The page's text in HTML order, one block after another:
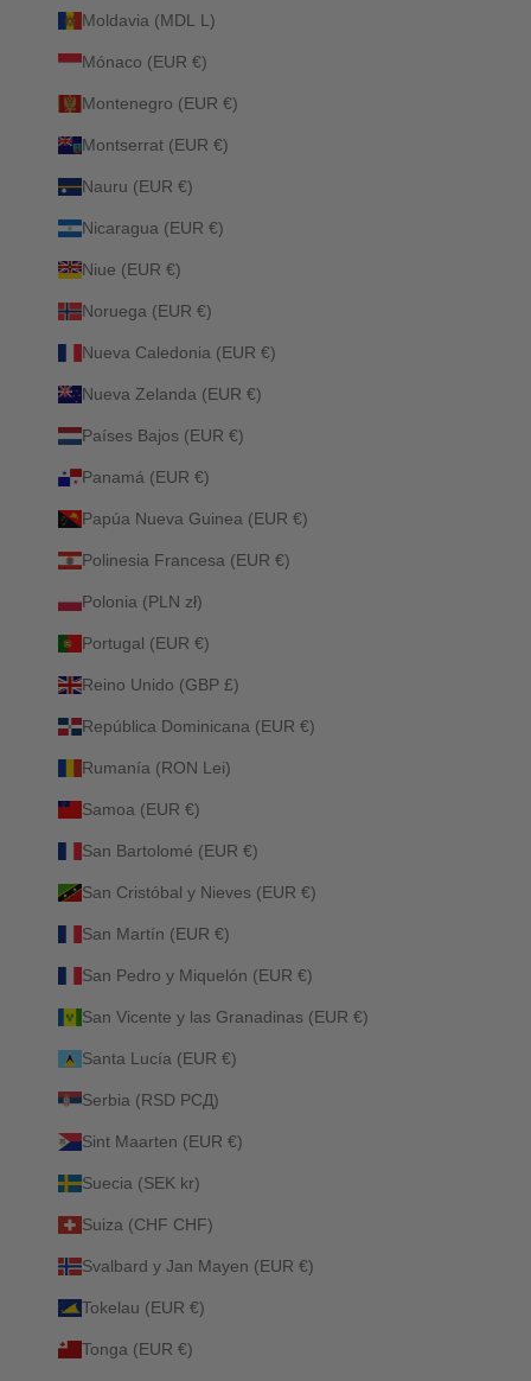
Moldavia (MDL L)
Mónaco (EUR €)
Montenegro (EUR €)
Montserrat (EUR €)
Nauru (EUR €)
Nicaragua (EUR €)
Niue (EUR €)
Noruega (EUR €)
Nueva Caledonia (EUR €)
Nueva Zelanda (EUR €)
Países Bajos (EUR €)
Panamá (EUR €)
Papúa Nueva Guinea (EUR €)
Polinesia Francesa (EUR €)
Polonia (PLN zł)
Portugal (EUR €)
Reino Unido (GBP £)
República Dominicana (EUR €)
Rumanía (RON Lei)
Samoa (EUR €)
San Bartolomé (EUR €)
San Cristóbal y Nieves (EUR €)
San Martín (EUR €)
San Pedro y Miquelón (EUR €)
San Vicente y las Granadinas (EUR €)
Santa Lucía (EUR €)
Serbia (RSD РСД)
Sint Maarten (EUR €)
Suecia (SEK kr)
Suiza (CHF CHF)
Svalbard y Jan Mayen (EUR €)
Tokelau (EUR €)
Tonga (EUR €)